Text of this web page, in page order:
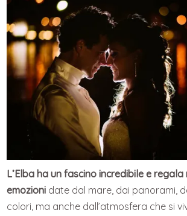
L’Elba ha un fascino incredibile e regala
emozioni date dal mare, dai panorami,
colori, ma anche dall’atmosfera che si